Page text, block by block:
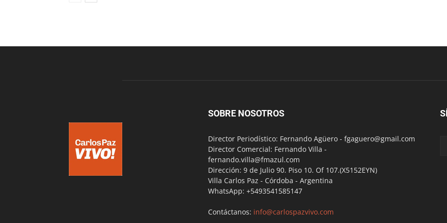
SOBRE NOSOTROS
Director Periodístico: Fernando Agüero - fgaguero@gmail.com
Director Comercial: Fernando Villa -
fernando.villa@fmazul.com
Dirección: 9 de Julio 90. Piso 10. Of 107.(X5152EYN)
Villa Carlos Paz - Córdoba - Argentina
WhatsApp: +5493541585147
Contáctanos: info@carlospazvivo.com